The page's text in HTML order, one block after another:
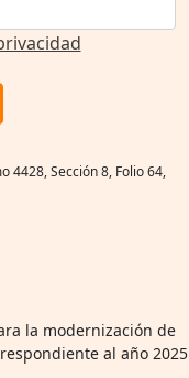
4428, Sección 8, Folio 64,
la modernización de
al año 2025